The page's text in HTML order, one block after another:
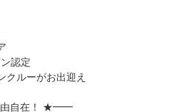
認定
クルーがお出迎え
由自在！ ★━━